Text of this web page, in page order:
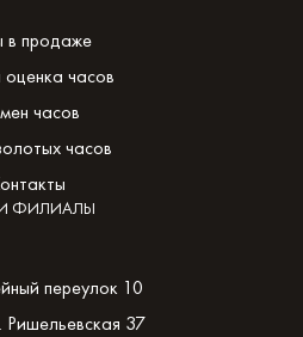
в продаже
часов
часов
часов
ФИЛИАЛЫ
переулок 10
37